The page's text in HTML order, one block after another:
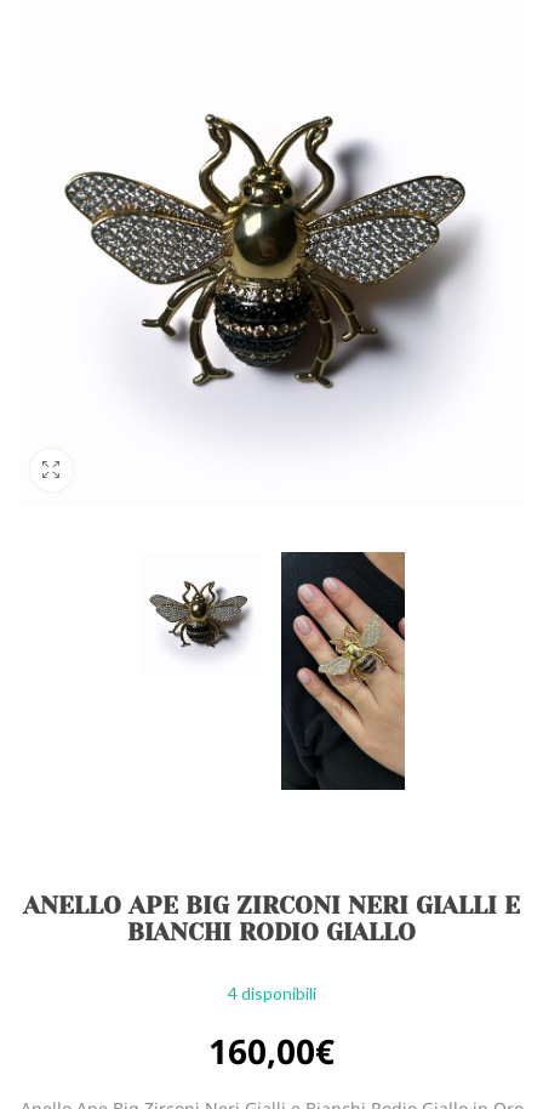
ANELLO APE BIG ZIRCONI NERI GIALLI E
BIANCHI RODIO GIALLO
4 disponibili
160,00€